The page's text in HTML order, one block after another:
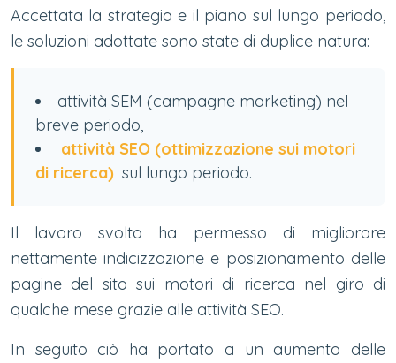
Accettata la strategia e il piano sul lungo periodo,
le soluzioni adottate sono state di duplice natura:
attività SEM (campagne marketing) nel
breve periodo,
attività SEO (ottimizzazione sui motori
di ricerca) sul lungo periodo.
Il lavoro svolto ha permesso di migliorare
nettamente indicizzazione e posizionamento delle
pagine del sito sui motori di ricerca nel giro di
qualche mese grazie alle attività SEO.
In seguito ciò ha portato a un aumento delle